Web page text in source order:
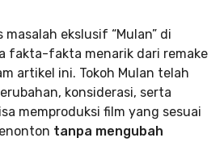
masalah ekslusif “Mulan” di
fakta-fakta menarik dari remake
artikel ini. Tokoh Mulan telah
konsiderasi, serta
memproduksi film yang sesuai
tanpa mengubah